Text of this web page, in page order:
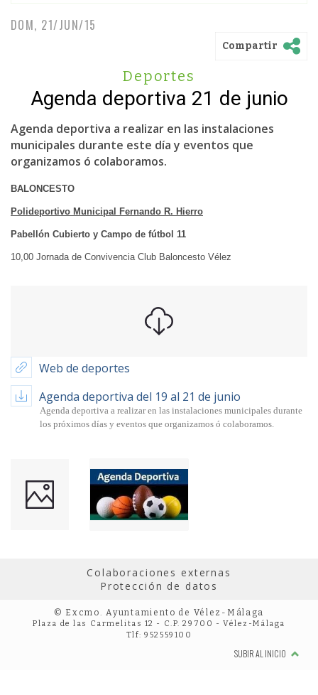
DOM, 21/JUN/15
Compartir
Deportes
Agenda deportiva 21 de junio
Agenda deportiva a realizar en las instalaciones
municipales durante este día y eventos que
organizamos ó colaboramos.
BALONCESTO
Polideportivo Municipal Fernando R. Hierro
Pabellón Cubierto y Campo de fútbol 11
10,00 Jornada de Convivencia Club Baloncesto Vélez
Web de deportes
Agenda deportiva del 19 al 21 de junio
Agenda deportiva a realizar en las instalaciones municipales durante
los próximos días y eventos que organizamos ó colaboramos.
Colaboraciones externas
Protección de datos
© Excmo. Ayuntamiento de Vélez-Málaga
Plaza de las Carmelitas 12 - C.P. 29700 - Vélez-Málaga
Tlf: 952559100
SUBIR AL INICIO